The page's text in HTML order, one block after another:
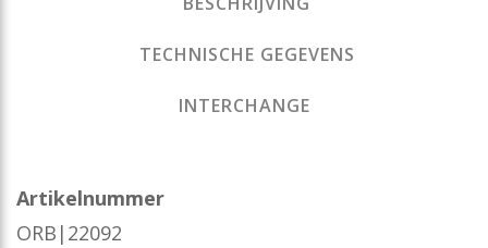
TECHNISCHE GEGEVENS
INTERCHANGE
Artikelnummer
ORB|22092